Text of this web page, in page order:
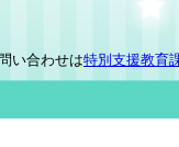
い合わせは特別支援教育